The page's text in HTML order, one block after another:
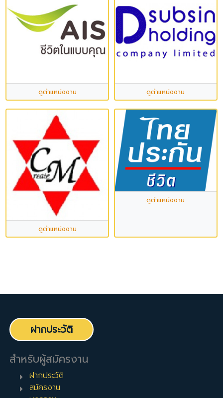
ดูตำแหน่งงาน ดูตำแหน่งงาน
ดูตำแหน่งงาน
ดูตำแหน่งงาน
ฝากประวัติ
สำหรับผู้สมัครงาน
ฝากประวัติ
สมัครงาน